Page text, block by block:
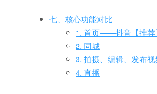
七、核心功能对比
1. 首页——抖音【推荐
2. 同城
3. 拍摄、编辑、发布视
4. 直播